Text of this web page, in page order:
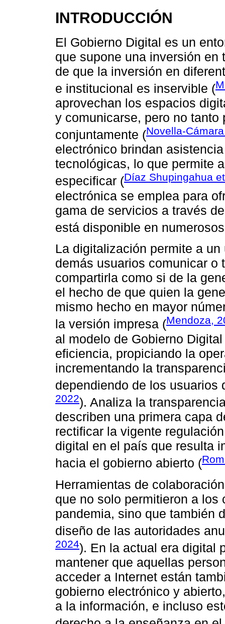
INTRODUCCIÓN
El Gobierno Digital es un
que supone una inversión
de que la inversión en
e institucional es inservible (
aprovechan los espacios
y comunicarse, pero no tanto
conjuntamente (Novella-
electrónico brindan
tecnológicas, lo que permite
especificar (Díaz Shupingahua
electrónica se emplea para
gama de servicios a través
está disponible en
La digitalización permite a
demás usuarios comunicar o
compartirla como si de la
el hecho de que quien la
mismo hecho en mayor
la versión impresa (Mendoza,
al modelo de Gobierno
eficiencia, propiciando la
incrementando la
dependiendo de los usuarios
2022). Analiza la
describen una primera capa
rectificar la vigente
digital en el país que resulta
hacia el gobierno abierto (
Herramientas de
que no solo permitieron a
pandemia, sino que también
diseño de las autoridades
2024). En la actual era digital
mantener que aquellas
acceder a Internet están
gobierno electrónico y
a la información, e incluso